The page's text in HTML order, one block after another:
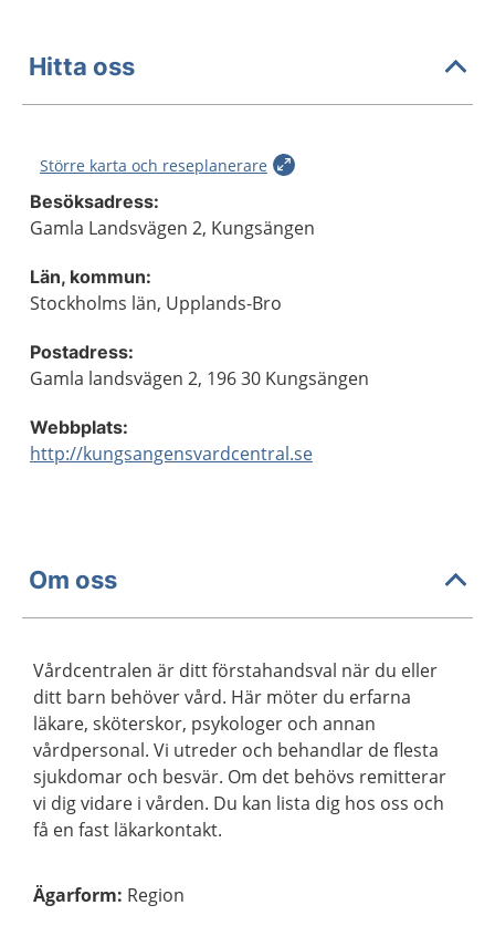
Hitta oss
Större karta och reseplanerare
Besöksadress:
Gamla Landsvägen 2, Kungsängen
Län, kommun:
Stockholms län, Upplands-Bro
Postadress:
Gamla landsvägen 2, 196 30 Kungsängen
Webbplats:
http://kungsangensvardcentral.se
Om oss
Vårdcentralen är ditt förstahandsval när du eller
ditt barn behöver vård. Här möter du erfarna
läkare, sköterskor, psykologer och annan
vårdpersonal. Vi utreder och behandlar de flesta
sjukdomar och besvär. Om det behövs remitterar
vi dig vidare i vården. Du kan lista dig hos oss och
få en fast läkarkontakt.
Ägarform: Region